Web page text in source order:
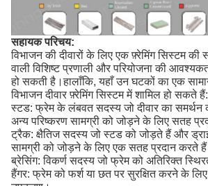
सहायक परिचय:
विभाजन की दीवारों के लिए एक फ़्रेमिंग सिस्टम की
वाली विशिष्ट प्रणाली और परियोजना की
हो सकती है।हालाँकि, यहाँ उन घटकों का एक
विभाजन दीवार फ़्रेमिंग सिस्टम में शामिल हो सकते हैं:
स्टड: फ्रेम के लंबवत सदस्य जो दीवार का समर्थन
अन्य परिष्करण सामग्री को जोड़ने के लिए सतह
ट्रैक: क्षैतिज सदस्य जो स्टड को जोड़ते हैं और
सामग्री को जोड़ने के लिए एक सतह प्रदान करते
ब्रेसिंग: विकर्ण सदस्य जो फ्रेम को अतिरिक्त
हैंगर: फ्रेम को फर्श या छत पर सुरक्षित करने के